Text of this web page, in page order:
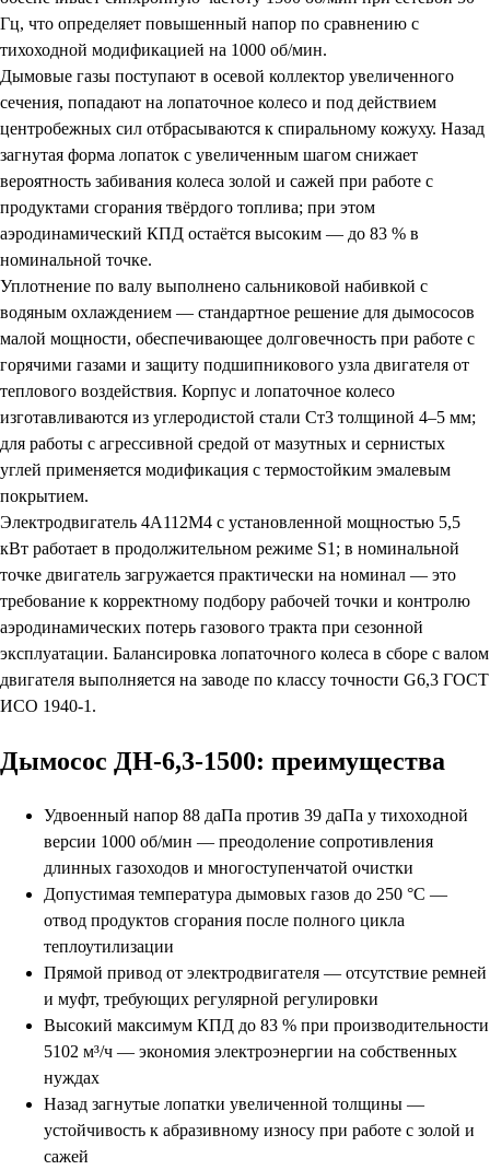
Гц, что определяет повышенный напор по сравнению с
тихоходной модификацией на 1000 об/мин.
Дымовые газы поступают в осевой коллектор увеличенного
сечения, попадают на лопаточное колесо и под действием
центробежных сил отбрасываются к спиральному кожуху. Назад
загнутая форма лопаток с увеличенным шагом снижает
вероятность забивания колеса золой и сажей при работе с
продуктами сгорания твёрдого топлива; при этом
аэродинамический КПД остаётся высоким — до 83 % в
номинальной точке.
Уплотнение по валу выполнено сальниковой набивкой с
водяным охлаждением — стандартное решение для дымососов
малой мощности, обеспечивающее долговечность при работе с
горячими газами и защиту подшипникового узла двигателя от
теплового воздействия. Корпус и лопаточное колесо
изготавливаются из углеродистой стали Ст3 толщиной 4–5 мм;
для работы с агрессивной средой от мазутных и сернистых
углей применяется модификация с термостойким эмалевым
покрытием.
Электродвигатель 4А112М4 с установленной мощностью 5,5
кВт работает в продолжительном режиме S1; в номинальной
точке двигатель загружается практически на номинал — это
требование к корректному подбору рабочей точки и контролю
аэродинамических потерь газового тракта при сезонной
эксплуатации. Балансировка лопаточного колеса в сборе с валом
двигателя выполняется на заводе по классу точности G6,3 ГОСТ
ИСО 1940-1.
Дымосос ДН-6,3-1500: преимущества
Удвоенный напор 88 даПа против 39 даПа у тихоходной
версии 1000 об/мин — преодоление сопротивления
длинных газоходов и многоступенчатой очистки
Допустимая температура дымовых газов до 250 °С —
отвод продуктов сгорания после полного цикла
теплоутилизации
Прямой привод от электродвигателя — отсутствие ремней
и муфт, требующих регулярной регулировки
Высокий максимум КПД до 83 % при производительности
5102 м³/ч — экономия электроэнергии на собственных
нуждах
Назад загнутые лопатки увеличенной толщины —
устойчивость к абразивному износу при работе с золой и
сажей